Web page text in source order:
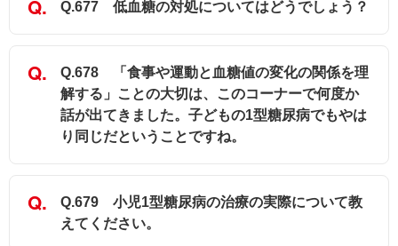
Q.677 低血糖の対処についてはどうでしょう？
Q.678 「食事や運動と血糖値の変化の関係を理
解する」ことの大切は、このコーナーで何度か
話が出てきました。子どもの1型糖尿病でもやは
り同じだということですね。
Q.679 小児1型糖尿病の治療の実際について教
えてください。